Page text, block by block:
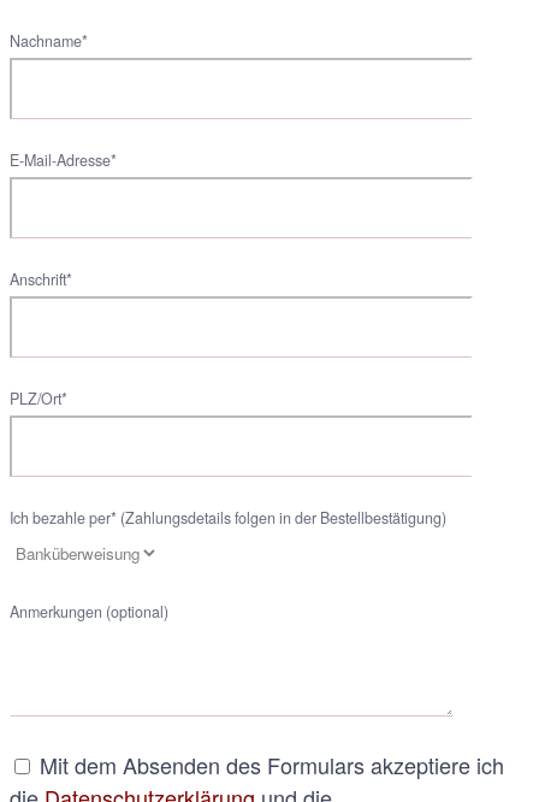
Nachname*
E-Mail-Adresse*
Anschrift*
PLZ/Ort*
Ich bezahle per* (Zahlungsdetails folgen in der Bestellbestätigung)
Anmerkungen (optional)
Mit dem Absenden des Formulars akzeptiere ich